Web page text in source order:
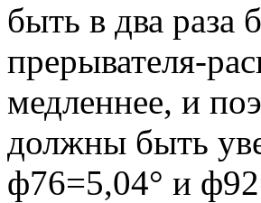
быть в два
прерывателя-
медленнее, и
должны быть
ф76=5,04° и